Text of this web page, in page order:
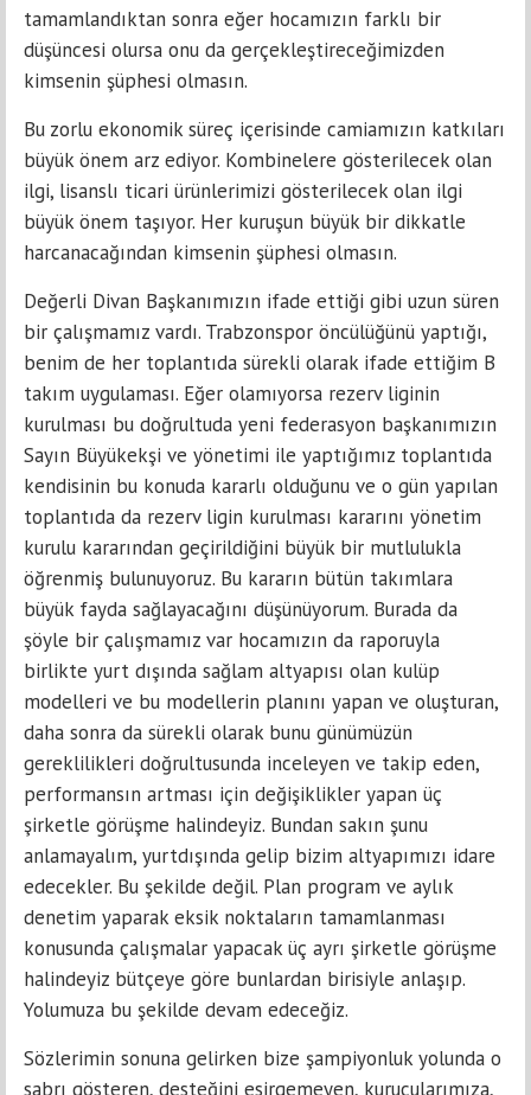
tamamlandıktan sonra eğer hocamızın farklı bir
düşüncesi olursa onu da gerçekleştireceğimizden
kimsenin şüphesi olmasın.
Bu zorlu ekonomik süreç içerisinde camiamızın katkıları
büyük önem arz ediyor. Kombinelere gösterilecek olan
ilgi, lisanslı ticari ürünlerimizi gösterilecek olan ilgi
büyük önem taşıyor. Her kuruşun büyük bir dikkatle
harcanacağından kimsenin şüphesi olmasın.
Değerli Divan Başkanımızın ifade ettiği gibi uzun süren
bir çalışmamız vardı. Trabzonspor öncülüğünü yaptığı,
benim de her toplantıda sürekli olarak ifade ettiğim B
takım uygulaması. Eğer olamıyorsa rezerv liginin
kurulması bu doğrultuda yeni federasyon başkanımızın
Sayın Büyükekşi ve yönetimi ile yaptığımız toplantıda
kendisinin bu konuda kararlı olduğunu ve o gün yapılan
toplantıda da rezerv ligin kurulması kararını yönetim
kurulu kararından geçirildiğini büyük bir mutlulukla
öğrenmiş bulunuyoruz. Bu kararın bütün takımlara
büyük fayda sağlayacağını düşünüyorum. Burada da
şöyle bir çalışmamız var hocamızın da raporuyla
birlikte yurt dışında sağlam altyapısı olan kulüp
modelleri ve bu modellerin planını yapan ve oluşturan,
daha sonra da sürekli olarak bunu günümüzün
gereklilikleri doğrultusunda inceleyen ve takip eden,
performansın artması için değişiklikler yapan üç
şirketle görüşme halindeyiz. Bundan sakın şunu
anlamayalım, yurtdışında gelip bizim altyapımızı idare
edecekler. Bu şekilde değil. Plan program ve aylık
denetim yaparak eksik noktaların tamamlanması
konusunda çalışmalar yapacak üç ayrı şirketle görüşme
halindeyiz bütçeye göre bunlardan birisiyle anlaşıp.
Yolumuza bu şekilde devam edeceğiz.
Sözlerimin sonuna gelirken bize şampiyonluk yolunda o
sabrı gösteren, desteğini esirgemeyen, kurucularımıza,